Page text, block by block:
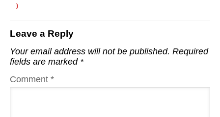
)
Leave a Reply
Your email address will not be published. Required
fields are marked *
Comment *